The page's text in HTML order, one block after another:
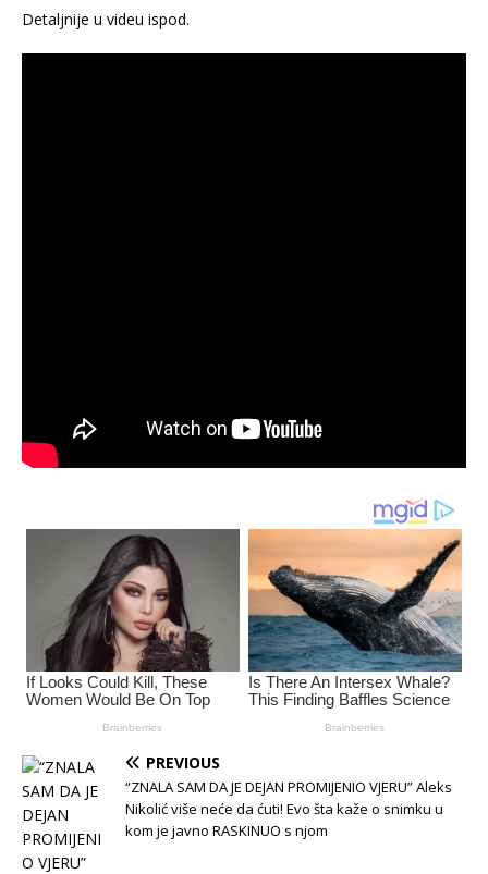
Detaljnije u videu ispod.
PREVIOUS
“ZNALA SAM DA JE DEJAN PROMIJENIO VJERU” Aleks
Nikolić više neće da ćuti! Evo šta kaže o snimku u
kom je javno RASKINUO s njom